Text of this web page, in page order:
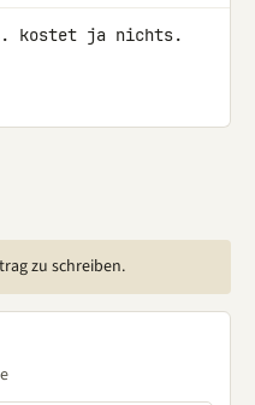
kostet ja nichts.
zu schreiben.